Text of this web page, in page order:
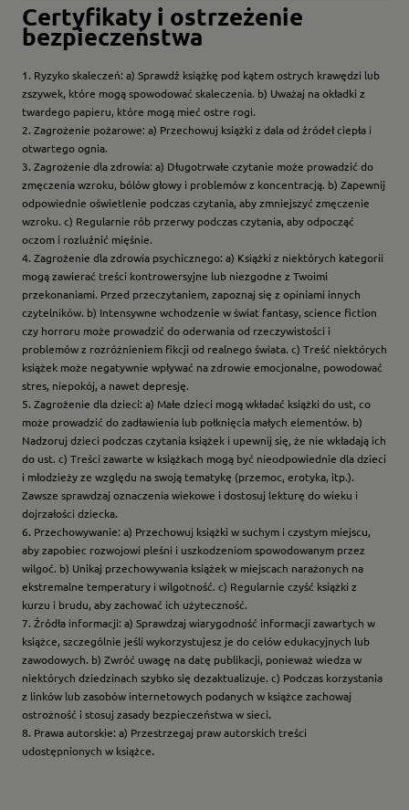
Certyfikaty i ostrzeżenie
bezpieczeństwa
1. Ryzyko skaleczeń: a) Sprawdź książkę pod kątem ostrych krawędzi lub
zszywek, które mogą spowodować skaleczenia. b) Uważaj na okładki z
twardego papieru, które mogą mieć ostre rogi.
2. Zagrożenie pożarowe: a) Przechowuj książki z dala od źródeł ciepła i
otwartego ognia.
3. Zagrożenie dla zdrowia: a) Długotrwałe czytanie może prowadzić do
zmęczenia wzroku, bólów głowy i problemów z koncentracją. b) Zapewnij
odpowiednie oświetlenie podczas czytania, aby zmniejszyć zmęczenie
wzroku. c) Regularnie rób przerwy podczas czytania, aby odpocząć
oczom i rozluźnić mięśnie.
4. Zagrożenie dla zdrowia psychicznego: a) Książki z niektórych kategorii
mogą zawierać treści kontrowersyjne lub niezgodne z Twoimi
przekonaniami. Przed przeczytaniem, zapoznaj się z opiniami innych
czytelników. b) Intensywne wchodzenie w świat fantasy, science fiction
czy horroru może prowadzić do oderwania od rzeczywistości i
problemów z rozróżnieniem fikcji od realnego świata. c) Treść niektórych
książek może negatywnie wpływać na zdrowie emocjonalne, powodować
stres, niepokój, a nawet depresję.
5. Zagrożenie dla dzieci: a) Małe dzieci mogą wkładać książki do ust, co
może prowadzić do zadławienia lub połknięcia małych elementów. b)
Nadzoruj dzieci podczas czytania książek i upewnij się, że nie wkładają ich
do ust. c) Treści zawarte w książkach mogą być nieodpowiednie dla dzieci
i młodzieży ze względu na swoją tematykę (przemoc, erotyka, itp.).
Zawsze sprawdzaj oznaczenia wiekowe i dostosuj lekturę do wieku i
dojrzałości dziecka.
6. Przechowywanie: a) Przechowuj książki w suchym i czystym miejscu,
aby zapobiec rozwojowi pleśni i uszkodzeniom spowodowanym przez
wilgoć. b) Unikaj przechowywania książek w miejscach narażonych na
ekstremalne temperatury i wilgotność. c) Regularnie czyść książki z
kurzu i brudu, aby zachować ich użyteczność.
7. Źródła informacji: a) Sprawdzaj wiarygodność informacji zawartych w
książce, szczególnie jeśli wykorzystujesz je do celów edukacyjnych lub
zawodowych. b) Zwróć uwagę na datę publikacji, ponieważ wiedza w
niektórych dziedzinach szybko się dezaktualizuje. c) Podczas korzystania
z linków lub zasobów internetowych podanych w książce zachowaj
ostrożność i stosuj zasady bezpieczeństwa w sieci.
8. Prawa autorskie: a) Przestrzegaj praw autorskich treści
udostępnionych w książce.